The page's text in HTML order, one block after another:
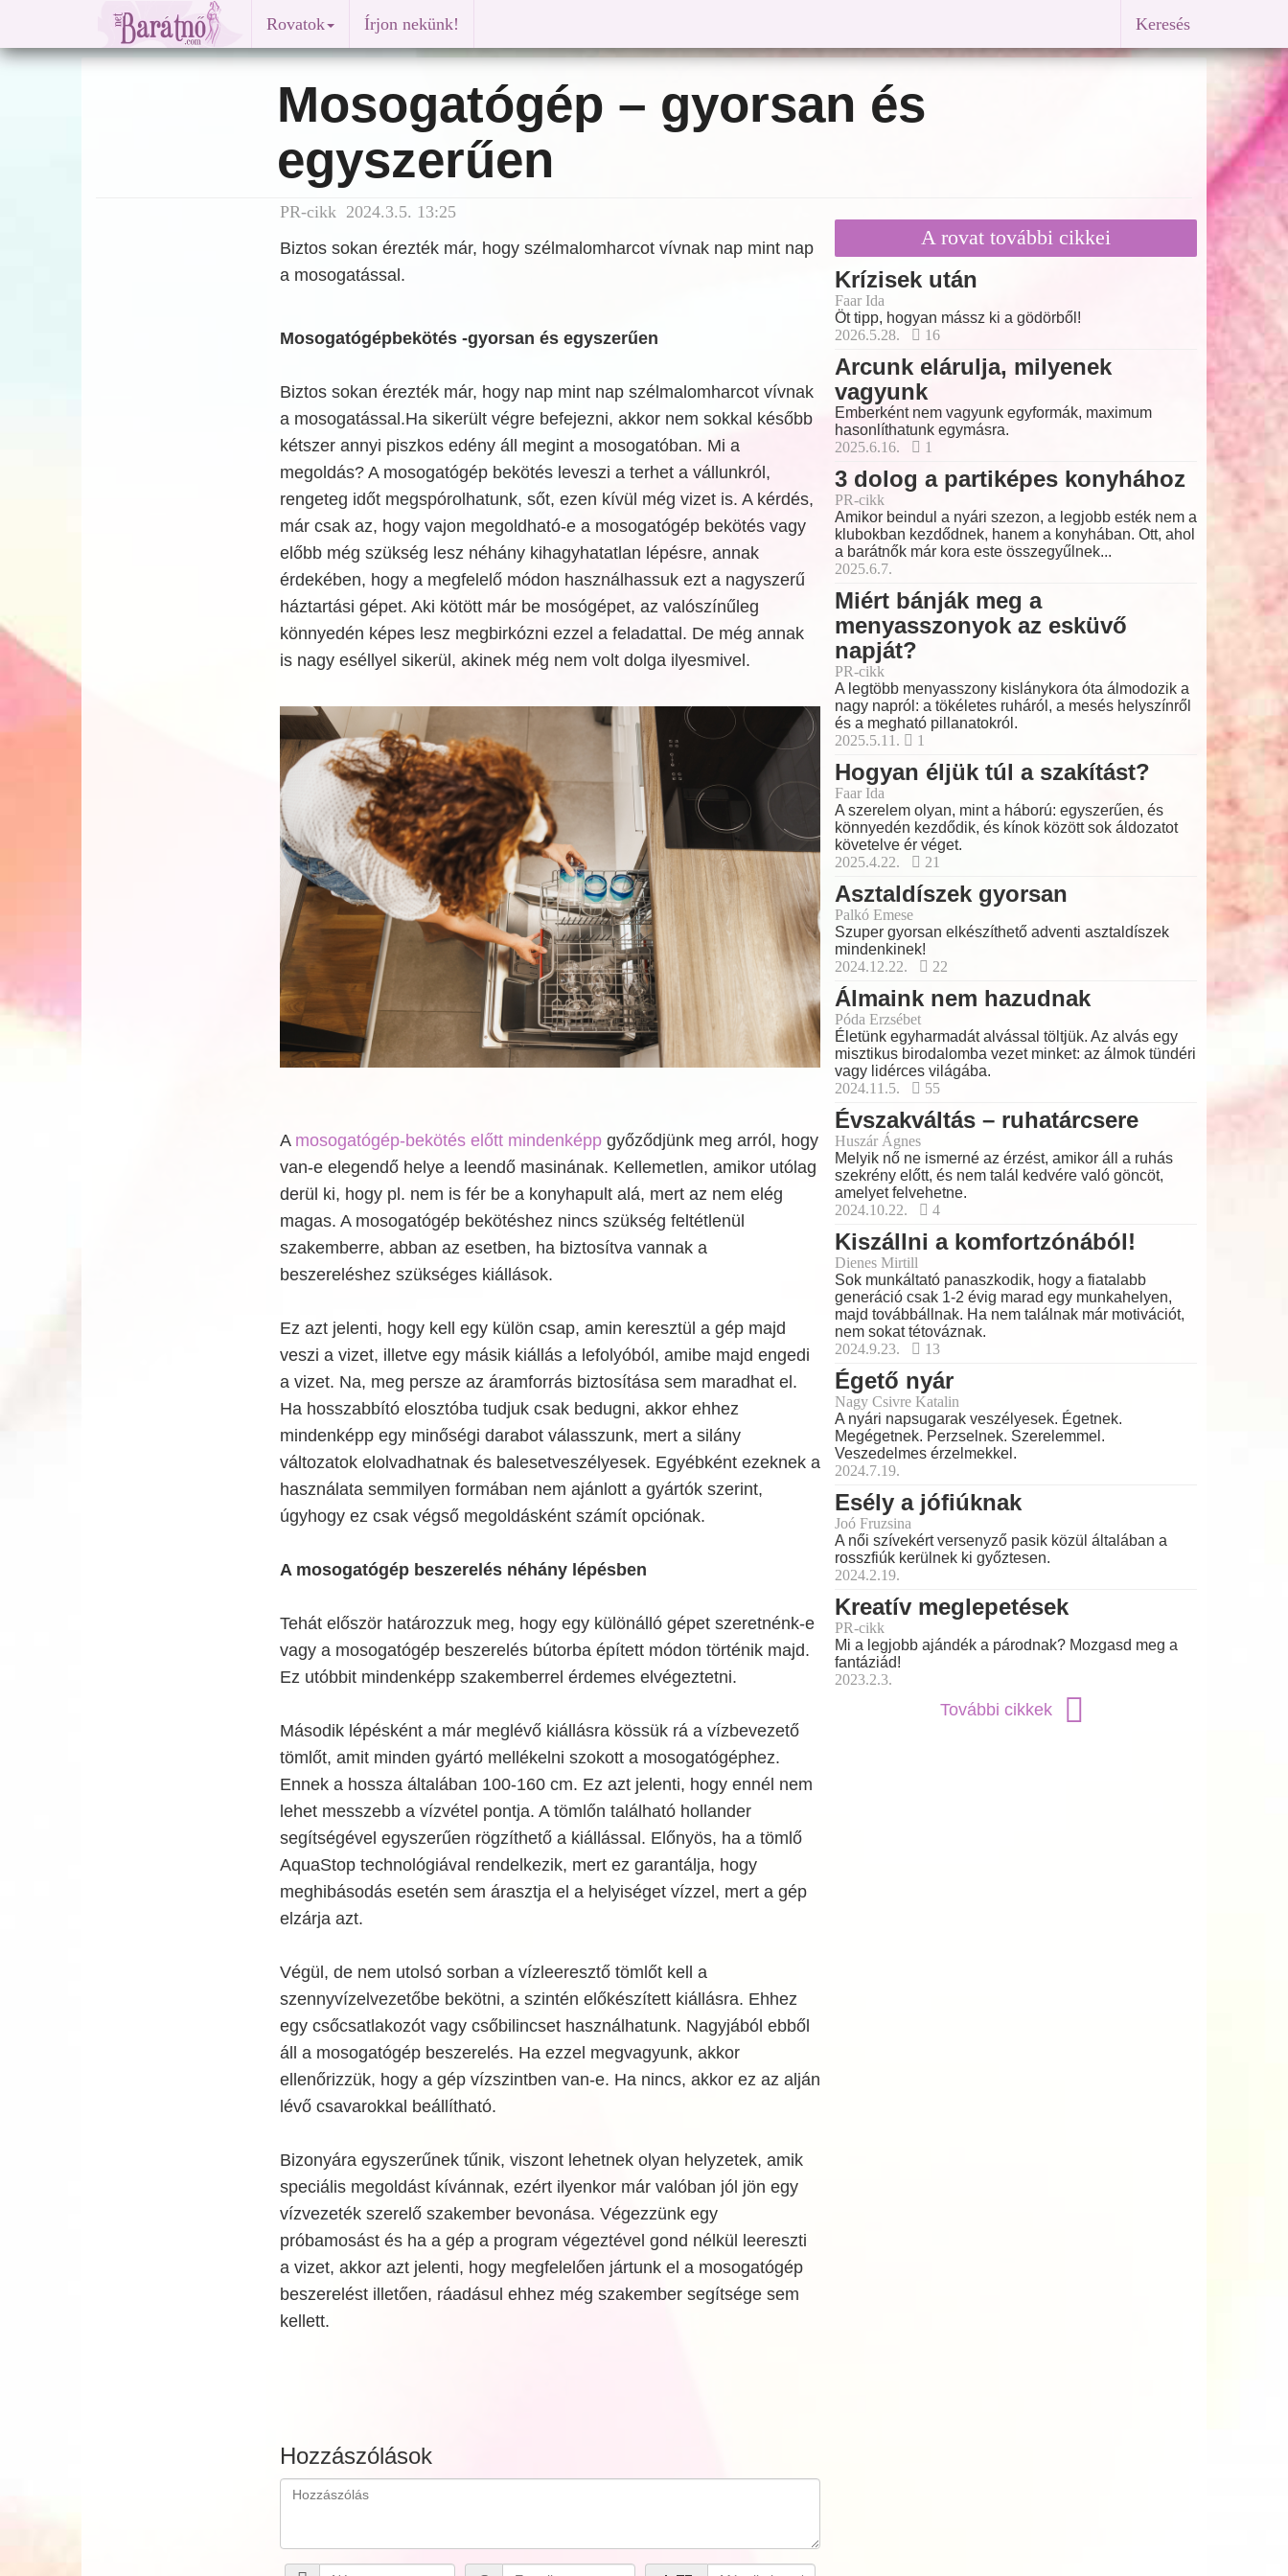
Rovatok Írjon nekünk! Keresés
Mosogatógép – gyorsan és
egyszerűen
PR-cikk 2024.3.5. 13:25
Biztos sokan érezték már, hogy szélmalomharcot vívnak nap mint nap
a mosogatással.
Mosogatógépbekötés -gyorsan és egyszerűen
Biztos sokan érezték már, hogy nap mint nap szélmalomharcot vívnak
a mosogatással.Ha sikerült végre befejezni, akkor nem sokkal később
kétszer annyi piszkos edény áll megint a mosogatóban. Mi a
megoldás? A mosogatógép bekötés leveszi a terhet a vállunkról,
rengeteg időt megspórolhatunk, sőt, ezen kívül még vizet is. A kérdés,
már csak az, hogy vajon megoldható-e a mosogatógép bekötés vagy
előbb még szükség lesz néhány kihagyhatatlan lépésre, annak
érdekében, hogy a megfelelő módon használhassuk ezt a nagyszerű
háztartási gépet. Aki kötött már be mosógépet, az valószínűleg
könnyedén képes lesz megbirkózni ezzel a feladattal. De még annak
is nagy eséllyel sikerül, akinek még nem volt dolga ilyesmivel.
A mosogatógép-bekötés előtt mindenképpgyőződjünk meg arról, hogy
van-e elegendő helye a leendő masinának. Kellemetlen, amikor utólag
derül ki, hogy pl. nem is fér be a konyhapult alá, mert az nem elég
magas. A mosogatógép bekötéshez nincs szükség feltétlenül
szakemberre, abban az esetben, ha biztosítva vannak a
beszereléshez szükséges kiállások.
Ez azt jelenti, hogy kell egy külön csap, amin keresztül a gép majd
veszi a vizet, illetve egy másik kiállás a lefolyóból, amibe majd engedi
a vizet. Na, meg persze az áramforrás biztosítása sem maradhat el.
Ha hosszabbító elosztóba tudjuk csak bedugni, akkor ehhez
mindenképp egy minőségi darabot válasszunk, mert a silány
változatok elolvadhatnak és balesetveszélyesek. Egyébként ezeknek a
használata semmilyen formában nem ajánlott a gyártók szerint,
úgyhogy ez csak végső megoldásként számít opciónak.
A mosogatógép beszerelés néhány lépésben
Tehát először határozzuk meg, hogy egy különálló gépet szeretnénk-e
vagy a mosogatógép beszerelés bútorba épített módon történik majd.
Ez utóbbit mindenképp szakemberrel érdemes elvégeztetni.
Második lépésként a már meglévő kiállásra kössük rá a vízbevezető
tömlőt, amit minden gyártó mellékelni szokott a mosogatógéphez.
Ennek a hossza általában 100-160 cm. Ez azt jelenti, hogy ennél nem
lehet messzebb a vízvétel pontja. A tömlőn található hollander
segítségével egyszerűen rögzíthető a kiállással. Előnyös, ha a tömlő
AquaStop technológiával rendelkezik, mert ez garantálja, hogy
meghibásodás esetén sem árasztja el a helyiséget vízzel, mert a gép
elzárja azt.
Végül, de nem utolsó sorban a vízleeresztő tömlőt kell a
szennyvízelvezetőbe bekötni, a szintén előkészített kiállásra. Ehhez
egy csőcsatlakozót vagy csőbilincset használhatunk. Nagyjából ebből
áll a mosogatógép beszerelés. Ha ezzel megvagyunk, akkor
ellenőrizzük, hogy a gép vízszintben van-e. Ha nincs, akkor ez az alján
lévő csavarokkal beállítható.
Bizonyára egyszerűnek tűnik, viszont lehetnek olyan helyzetek, amik
speciális megoldást kívánnak, ezért ilyenkor már valóban jól jön egy
vízvezeték szerelő szakember bevonása. Végezzünk egy
próbamosást és ha a gép a program végeztével gond nélkül leereszti
a vizet, akkor azt jelenti, hogy megfelelően jártunk el a mosogatógép
beszerelést illetően, ráadásul ehhez még szakember segítsége sem
kellett.
Hozzászólások
A rovat további cikkei
Krízisek után
Faar Ida
Öt tipp, hogyan mássz ki a gödörből!
2026.5.28.
16
Arcunk elárulja, milyenek
vagyunk
Emberként nem vagyunk egyformák, maximum
hasonlíthatunk egymásra.
2025.6.16.
1
3 dolog a partiképes konyhához
PR-cikk
Amikor beindul a nyári szezon, a legjobb esték nem a
klubokban kezdődnek, hanem a konyhában. Ott, ahol
a barátnők már kora este összegyűlnek...
2025.6.7.
Miért bánják meg a
menyasszonyok az esküvő
napját?
PR-cikk
A legtöbb menyasszony kislánykora óta álmodozik a
nagy napról: a tökéletes ruháról, a mesés helyszínről
és a megható pillanatokról.
2025.5.11.
1
Hogyan éljük túl a szakítást?
Faar Ida
A szerelem olyan, mint a háború: egyszerűen, és
könnyedén kezdődik, és kínok között sok áldozatot
követelve ér véget.
2025.4.22.
21
Asztaldíszek gyorsan
Palkó Emese
Szuper gyorsan elkészíthető adventi asztaldíszek
mindenkinek!
2024.12.22.
22
Álmaink nem hazudnak
Póda Erzsébet
Életünk egyharmadát alvással töltjük. Az alvás egy
misztikus birodalomba vezet minket: az álmok tündéri
vagy lidérces világába.
2024.11.5.
55
Évszakváltás – ruhatárcsere
Huszár Ágnes
Melyik nő ne ismerné az érzést, amikor áll a ruhás
szekrény előtt, és nem talál kedvére való göncöt,
amelyet felvehetne.
2024.10.22.
4
Kiszállni a komfortzónából!
Dienes Mirtill
Sok munkáltató panaszkodik, hogy a fiatalabb
generáció csak 1-2 évig marad egy munkahelyen,
majd továbbállnak. Ha nem találnak már motivációt,
nem sokat tétováznak.
2024.9.23.
13
Égető nyár
Nagy Csivre Katalin
A nyári napsugarak veszélyesek. Égetnek.
Megégetnek. Perzselnek. Szerelemmel.
Veszedelmes érzelmekkel.
2024.7.19.
Esély a jófiúknak
Joó Fruzsina
A női szívekért versenyző pasik közül általában a
rosszfiúk kerülnek ki győztesen.
2024.2.19.
Kreatív meglepetések
PR-cikk
Mi a legjobb ajándék a párodnak? Mozgasd meg a
fantáziád!
2023.2.3.
További cikkek